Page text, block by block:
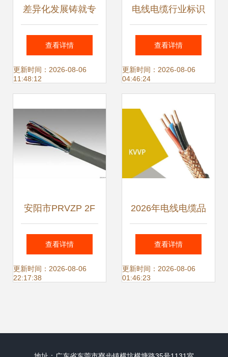
差异化发展铸就专
业之路 安徽华宇电
缆集团的精品战略
查看详情
更新时间：2026-08-06
11:48:12
电线电缆行业标识
新利器 EBS小字符
喷码机引领技术革
查看详情
更新时间：2026-08-06
04:46:24
安阳市PRVZP 2F
电缆零售价解析与
电线电缆技术开发
查看详情
更新时间：2026-08-06
22:17:38
2026年电线电缆品
牌推荐 珠江电缆优
势深度解析与联系
查看详情
更新时间：2026-08-06
01:46:23